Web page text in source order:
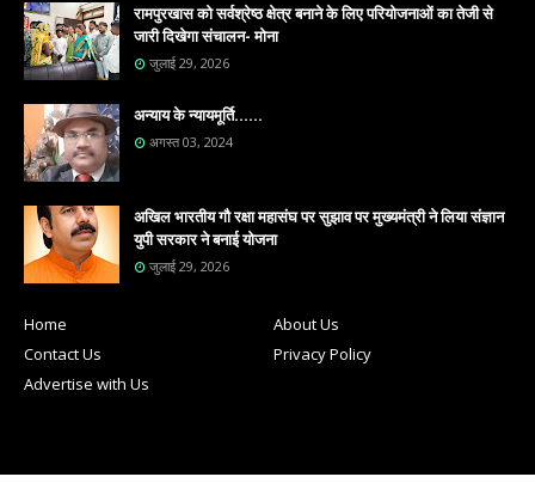
रामपुरखास को सर्वश्रेष्ठ क्षेत्र बनाने के लिए परियोजनाओं का तेजी से
जारी दिखेगा संचालन- मोना
जुलाई 29, 2026
अन्याय के न्यायमूर्ति......
अगस्त 03, 2024
अखिल भारतीय गौ रक्षा महासंघ पर सुझाव पर मुख्यमंत्री ने लिया संज्ञान
युपी सरकार ने बनाई योजना
जुलाई 29, 2026
Home
About Us
Contact Us
Privacy Policy
Advertise with Us